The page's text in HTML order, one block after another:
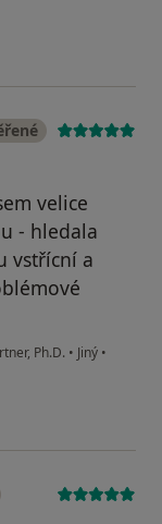
velice
- hledala
vstřícní a
Ph.D. • Jiný •